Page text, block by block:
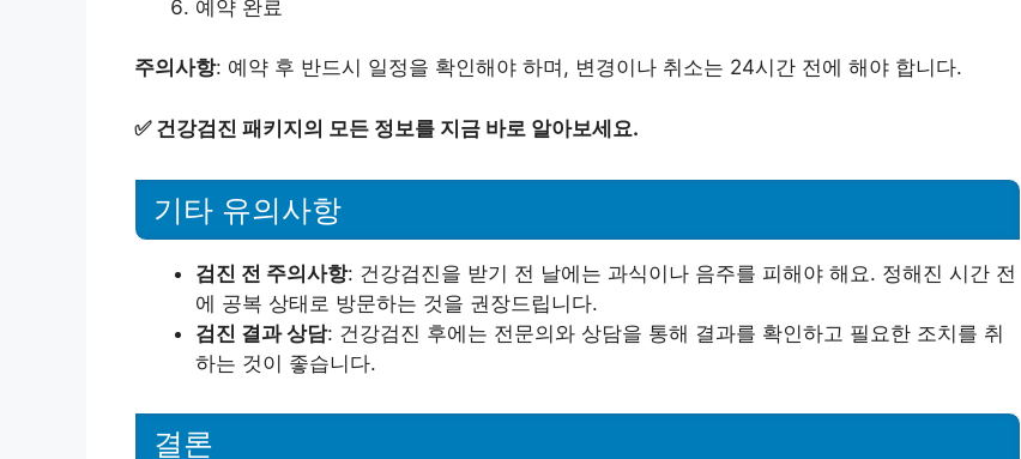
예약 완료
주의사항: 예약 후 반드시 일정을 확인해야 하며, 변경이나 취소는 24시간 전에 해야 합니다.
✅ 건강검진 패키지의 모든 정보를 지금 바로 알아보세요.
기타 유의사항
검진 전 주의사항: 건강검진을 받기 전 날에는 과식이나 음주를 피해야 해요. 정해진 시간 전
에 공복 상태로 방문하는 것을 권장드립니다.
검진 결과 상담: 건강검진 후에는 전문의와 상담을 통해 결과를 확인하고 필요한 조치를 취
하는 것이 좋습니다.
결론